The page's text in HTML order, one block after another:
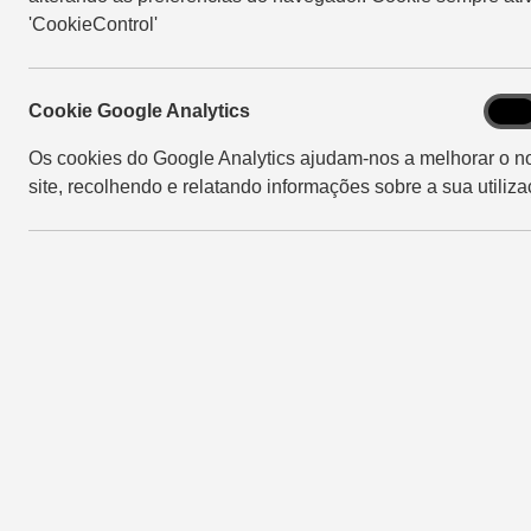
'CookieControl'
Cookie Google Analytics
Os cookies do Google Analytics ajudam-nos a melhorar o
site, recolhendo e relatando informações sobre a sua